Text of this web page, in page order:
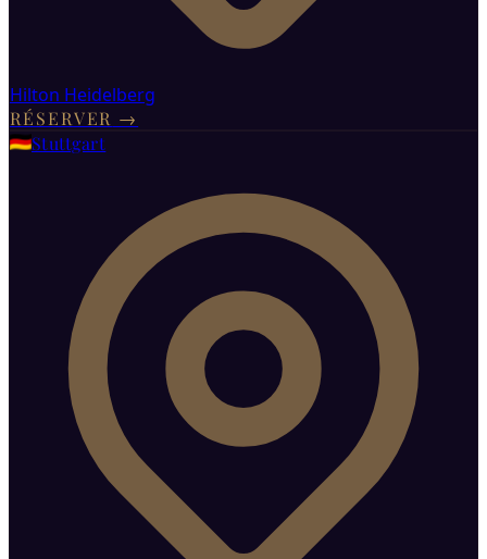
Hilton Heidelberg
RÉSERVER →
Stuttgart